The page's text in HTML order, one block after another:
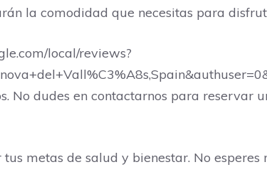
la comodidad que necesitas para
local/reviews?
No dudes en contactarnos para reservar
metas de salud y bienestar. No